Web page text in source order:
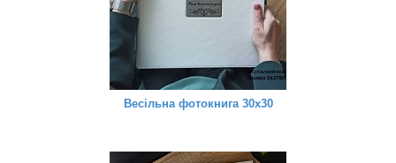
Весільна фотокнига 30x30